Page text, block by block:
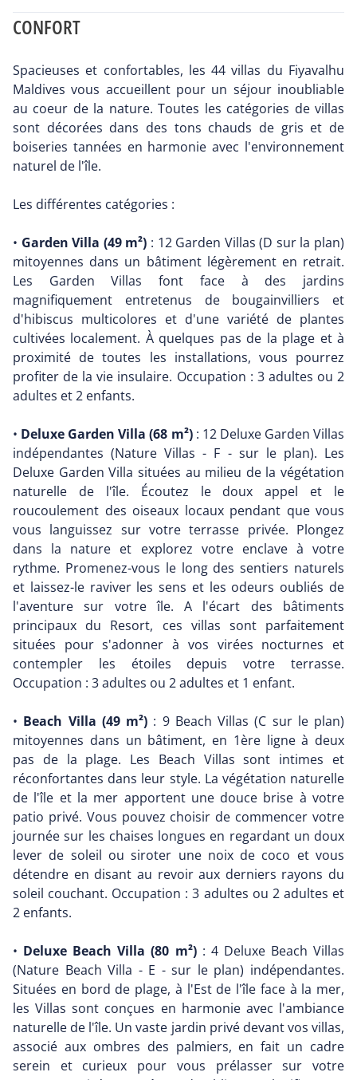
CONFORT
Spacieuses et confortables, les 44 villas du Fiyavalhu
Maldives vous accueillent pour un séjour inoubliable
au coeur de la nature. Toutes les catégories de villas
sont décorées dans des tons chauds de gris et de
boiseries tannées en harmonie avec l'environnement
naturel de l'île.
Les différentes catégories :
• Garden Villa (49 m²) : 12 Garden Villas (D sur la plan)
mitoyennes dans un bâtiment légèrement en retrait.
Les Garden Villas font face à des jardins
magnifiquement entretenus de bougainvilliers et
d'hibiscus multicolores et d'une variété de plantes
cultivées localement. À quelques pas de la plage et à
proximité de toutes les installations, vous pourrez
profiter de la vie insulaire. Occupation : 3 adultes ou 2
adultes et 2 enfants.
• Deluxe Garden Villa (68 m²) : 12 Deluxe Garden Villas
indépendantes (Nature Villas - F - sur le plan). Les
Deluxe Garden Villa situées au milieu de la végétation
naturelle de l'île. Écoutez le doux appel et le
roucoulement des oiseaux locaux pendant que vous
vous languissez sur votre terrasse privée. Plongez
dans la nature et explorez votre enclave à votre
rythme. Promenez-vous le long des sentiers naturels
et laissez-le raviver les sens et les odeurs oubliés de
l'aventure sur votre île. A l'écart des bâtiments
principaux du Resort, ces villas sont parfaitement
situées pour s'adonner à vos virées nocturnes et
contempler les étoiles depuis votre terrasse.
Occupation : 3 adultes ou 2 adultes et 1 enfant.
• Beach Villa (49 m²) : 9 Beach Villas (C sur le plan)
mitoyennes dans un bâtiment, en 1ère ligne à deux
pas de la plage. Les Beach Villas sont intimes et
réconfortantes dans leur style. La végétation naturelle
de l'île et la mer apportent une douce brise à votre
patio privé. Vous pouvez choisir de commencer votre
journée sur les chaises longues en regardant un doux
lever de soleil ou siroter une noix de coco et vous
détendre en disant au revoir aux derniers rayons du
soleil couchant. Occupation : 3 adultes ou 2 adultes et
2 enfants.
• Deluxe Beach Villa (80 m²) : 4 Deluxe Beach Villas
(Nature Beach Villa - E - sur le plan) indépendantes.
Situées en bord de plage, à l'Est de l'île face à la mer,
les Villas sont conçues en harmonie avec l'ambiance
naturelle de l'île. Un vaste jardin privé devant vos villas,
associé aux ombres des palmiers, en fait un cadre
serein et curieux pour vous prélasser sur votre